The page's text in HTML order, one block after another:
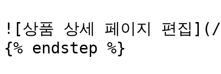
![상품 상세 페이지 편집
{% endstep %}